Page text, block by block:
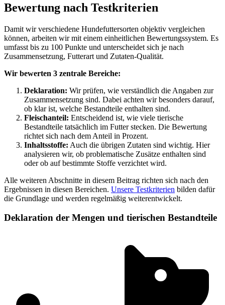
Bewertung nach Testkriterien
Damit wir verschiedene Hundefuttersorten objektiv vergleichen
können, arbeiten wir mit einem einheitlichen Bewertungssystem. Es
umfasst bis zu 100 Punkte und unterscheidet sich je nach
Zusammensetzung, Futterart und Zutaten-Qualität.
Wir bewerten 3 zentrale Bereiche:
Deklaration: Wir prüfen, wie verständlich die Angaben zur
Zusammensetzung sind. Dabei achten wir besonders darauf,
ob klar ist, welche Bestandteile enthalten sind.
Fleischanteil: Entscheidend ist, wie viele tierische
Bestandteile tatsächlich im Futter stecken. Die Bewertung
richtet sich nach dem Anteil in Prozent.
Inhaltsstoffe: Auch die übrigen Zutaten sind wichtig. Hier
analysieren wir, ob problematische Zusätze enthalten sind
oder ob auf bestimmte Stoffe verzichtet wird.
Alle weiteren Abschnitte in diesem Beitrag richten sich nach den
Ergebnissen in diesen Bereichen. Unsere Testkriterien bilden dafür
die Grundlage und werden regelmäßig weiterentwickelt.
Deklaration der Mengen und tierischen Bestandteile